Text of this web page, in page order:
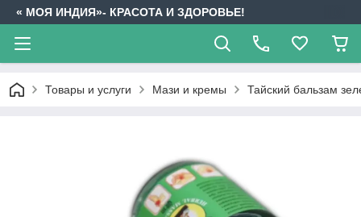
« МОЯ ИНДИЯ»- КРАСОТА И ЗДОРОВЬЕ!
Товары и услуги Мази и кремы Тайский бальзам